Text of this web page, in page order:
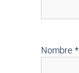
Nombre*